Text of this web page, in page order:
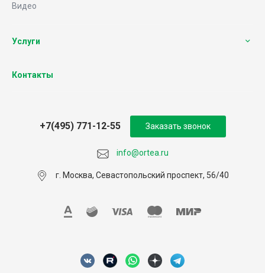
Видео
Услуги
Контакты
info@ortea.ru
+7(495) 771-12-55
г. Москва, Севастопольский проспект, 56/40
Заказать звонок